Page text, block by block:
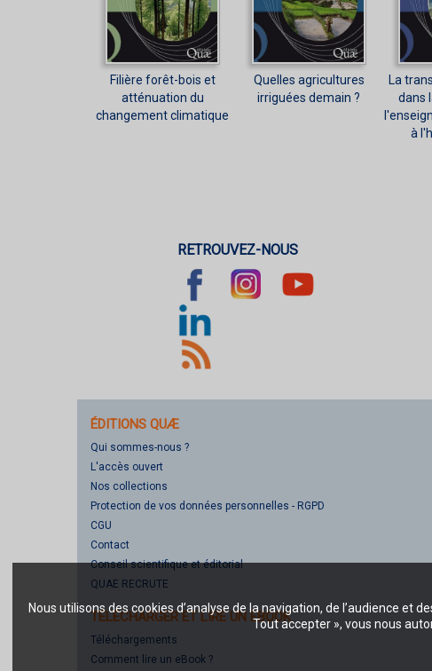
Nous utilisons des cookies d’analyse de la navigation, de l’audience
Tout accepter », vous nous
Filière forêt-bois et
atténuation du
changement climatique
Quelles agricultures
irriguées demain ?
La
dans
à
RETROUVEZ-NOUS
ÉDITIONS QUÆ
Qui sommes-nous ?
L'accès ouvert
Nos collections
Protection de vos données personnelles - RGPD
CGU
Contact
Conseil scientifique et éditorial
QUAE RECRUTE
TÉLÉCHARGER ET LIRE UN EBOOK
Téléchargements
Comment lire un eBook ?